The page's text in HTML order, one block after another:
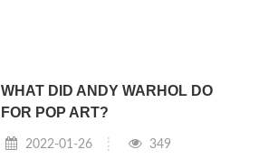
WHAT DID ANDY WARHOL DO
FOR POP ART?
2022-01-26 349